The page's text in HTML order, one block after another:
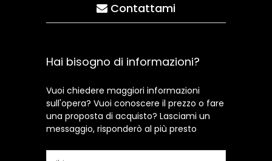
Contattami
Hai bisogno di informazioni?
Vuoi chiedere maggiori informazioni
sull'opera? Vuoi conoscere il prezzo o fare
una proposta di acquisto? Lasciami un
messaggio, risponderò al più presto